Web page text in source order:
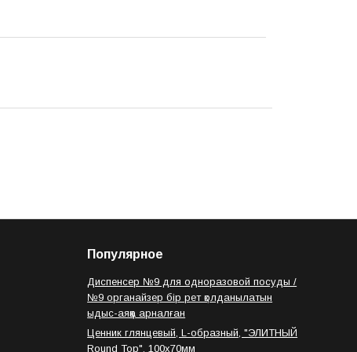
Популярное
Диспенсер №9 для одноразовой посуды /
№9 органайзер бір рет қолданылатын
ыдыс-аяққа арналған
Ценник глянцевый, L-образный, "ЭЛИТНЫЙ
Round Top", 100х70мм